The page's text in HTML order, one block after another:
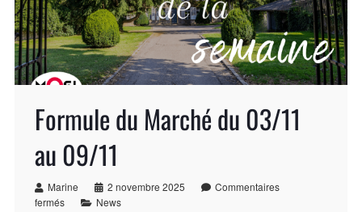
Formule du Marché du 03/11
au 09/11
Marine 2 novembre 2025
Commentaires
fermés
News